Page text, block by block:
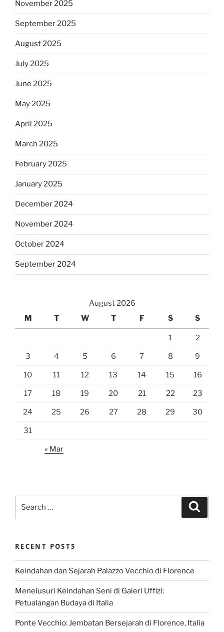
November 2025
September 2025
August 2025
July 2025
June 2025
May 2025
April 2025
March 2025
February 2025
January 2025
December 2024
November 2024
October 2024
September 2024
August 2026
M
T W T F S S
1 2
3 4 5 6 7 8 9
10 11 12 13 14 15 16
17 18 19 20 21 22 23
24 25 26 27 28 29 30
31
« Mar
RECENT POSTS
Keindahan dan Sejarah Palazzo Vecchio di Florence
Menelusuri Keindahan Seni di Galeri Uffizi:
Petualangan Budaya di Italia
Ponte Vecchio: Jembatan Bersejarah di Florence, Italia